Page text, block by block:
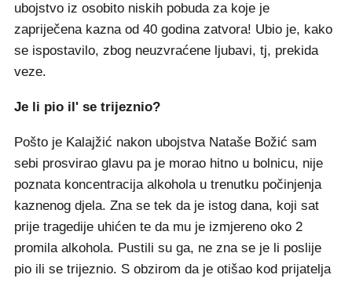
ubojstvo iz osobito niskih pobuda za koje je
zapriječena kazna od 40 godina zatvora! Ubio je, kako
se ispostavilo, zbog neuzvraćene ljubavi, tj, prekida
veze.
Je li pio il' se trijeznio?
Pošto je Kalajžić nakon ubojstva Nataše Božić sam
sebi prosvirao glavu pa je morao hitno u bolnicu, nije
poznata koncentracija alkohola u trenutku počinjenja
kaznenog djela. Zna se tek da je istog dana, koji sat
prije tragedije uhićen te da mu je izmjereno oko 2
promila alkohola. Pustili su ga, ne zna se je li poslije
pio ili se trijeznio. S obzirom da je otišao kod prijatelja